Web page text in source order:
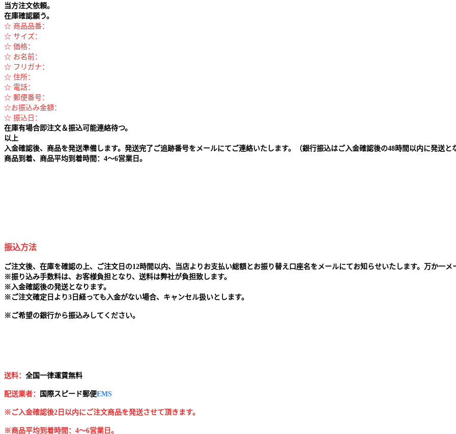
当方注文依頼。
在庫確認願う。
☆ 商品品番：
☆ サイズ：
☆ 価格：
☆ お名前：
☆ フリガナ：
☆ 住所：
☆ 電話：
☆ 郵便番号：
☆お振込み金額：
☆ 振込日：
在庫有場合即注文＆振込可能連絡待つ。
以上
入金確認後、商品を発送準備します。発送完了ご追跡番号をメールにてご連絡いたします。（銀行振込はご入金確認後の48時間以内に発送と
商品到着、商品平均到着時間：4～6営業日。
振込方法
ご注文後、在庫を確認の上、ご注文日の12時間以内、当店よりお支払い総額とお振り替え口座名をメールにてお知らせいたします。万か一メ
※振り込み手数料は、お客様負担となり、送料は弊社が負担致します。
※ 入金確認後の発送となります。
※ ご注文確定日より3日経っても入金がない場合、キャンセル扱いとします。
※ ご希望の銀行から振込みしてください。
送料： 全国一律運賃無料
配送業者： 国 際スピード郵便EMS
※ご入金確認後2日以内にご注文商品を発送させて頂きます。
※商品平均到着時間：4～6営業日。